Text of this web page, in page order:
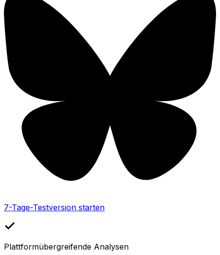
7-Tage-Testversion starten
Plattformübergreifende Analysen